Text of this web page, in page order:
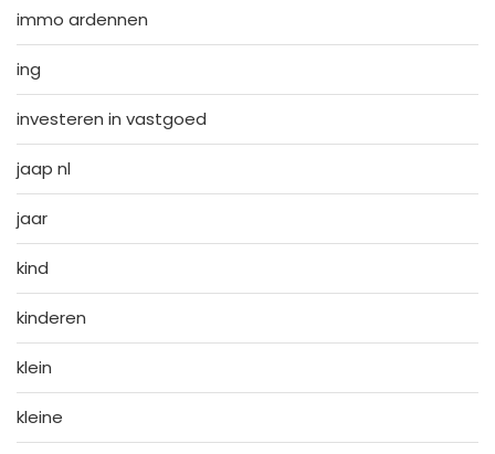
immo ardennen
ing
investeren in vastgoed
jaap nl
jaar
kind
kinderen
klein
kleine